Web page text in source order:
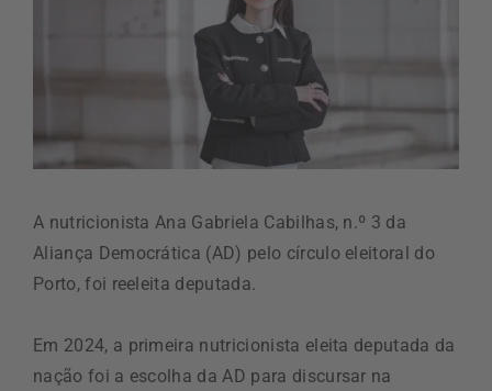
A nutricionista Ana Gabriela Cabilhas, n.º 3 da
Aliança Democrática (AD) pelo círculo eleitoral do
Porto, foi reeleita deputada.
Em 2024, a primeira nutricionista eleita deputada da
nação foi a escolha da AD para discursar na